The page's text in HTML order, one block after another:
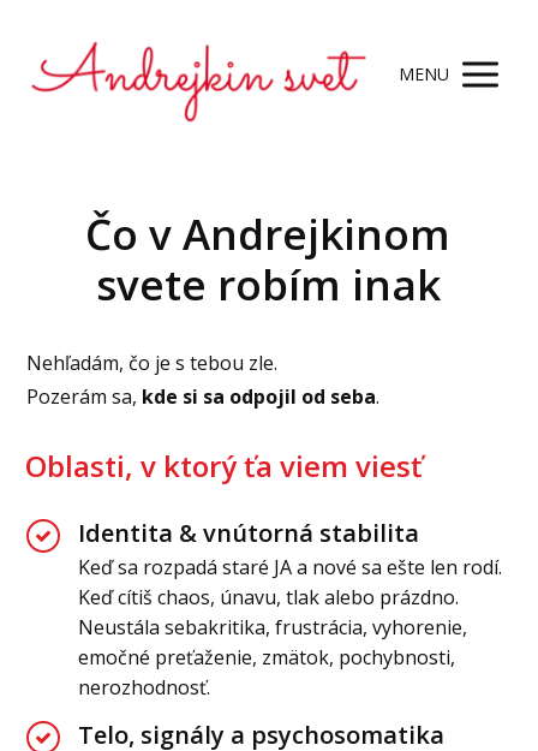
MENU
Čo v Andrejkinom
svete robím inak
Nehľadám, čo je s tebou zle.
Pozerám sa, kde si sa odpojil od seba.
Oblasti, v ktorý ťa viem viesť
Identita & vnútorná stabilita
Keď sa rozpadá staré JA a nové sa ešte len rodí.
Keď cítiš chaos, únavu, tlak alebo prázdno.
Neustála sebakritika, frustrácia, vyhorenie,
emočné preťaženie, zmätok, pochybnosti,
nerozhodnosť.
Telo, signály a psychosomatika